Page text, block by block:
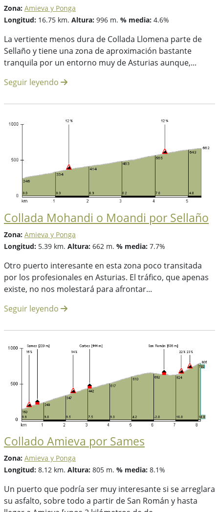
Zona: Amieva y Ponga
Longitud: 16.75 km. Altura: 996 m. % media: 4.6%
La vertiente menos dura de Collada Llomena parte de
Sellaño y tiene una zona de aproximación bastante
tranquila por un entorno muy de Asturias aunque,...
Seguir leyendo
Collada Mohandi o Moandi por Sellaño
Zona: Amieva y Ponga
Longitud: 5.39 km. Altura: 662 m. % media: 7.7%
Otro puerto interesante en esta zona poco transitada
por los profesionales en Asturias. El tráfico, que apenas
existe, no nos molestará para afrontar...
Seguir leyendo
Collado Amieva por Sames
Zona: Amieva y Ponga
Longitud: 8.12 km. Altura: 805 m. % media: 8.1%
Un puerto que podría ser muy interesante si se arreglara
su asfalto, sobre todo a partir de San Román y hasta